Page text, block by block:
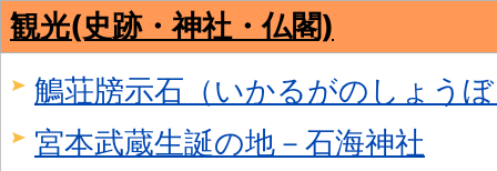
観光(史跡・神社・仏閣)
鵤荘牓示石（いかるがのしょう
宮本武蔵生誕の地－石海神社